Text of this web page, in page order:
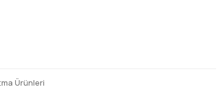
Ürünleri